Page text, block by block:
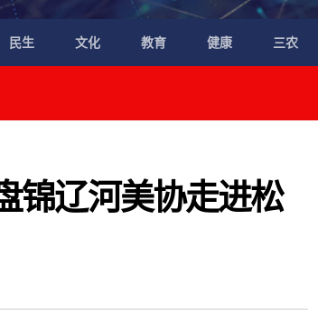
民生 文化 教育 健康 三农
锦辽河美协走进松